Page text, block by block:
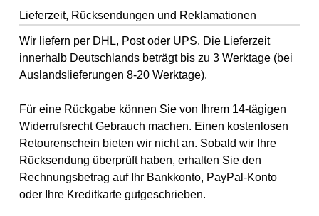
Lieferzeit, Rücksendungen und Reklamationen
Wir liefern per DHL, Post oder UPS. Die Lieferzeit
innerhalb Deutschlands beträgt bis zu 3 Werktage (bei
Auslandslieferungen 8-20 Werktage).
Für eine Rückgabe können Sie von Ihrem 14-tägigen
WiderrufsrechtGebrauch machen. Einen kostenlosen
Retourenschein bieten wir nicht an. Sobald wir Ihre
Rücksendung überprüft haben, erhalten Sie den
Rechnungsbetrag auf Ihr Bankkonto, PayPal-Konto
oder Ihre Kreditkarte gutgeschrieben.